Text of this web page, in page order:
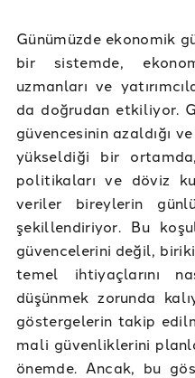
Günümüzde ekonomik
bir sistemde,
uzmanları ve
da doğrudan etkiliyor.
güvencesinin azaldığı
yükseldiği bir
politikaları ve döviz
veriler bireylerin
şekillendiriyor. Bu
güvencelerini değil,
temel ihtiyaçlarını
düşünmek zorunda
göstergelerin takip
mali güvenliklerini
önemde. Ancak, bu